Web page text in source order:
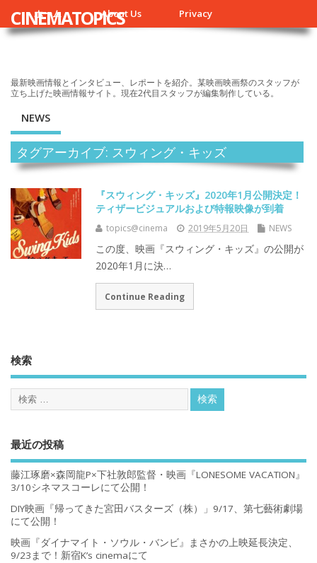
ホーム About Us Privacy
CINEMATOPICS
最新映画情報とインタビュー、レポートを紹介。某映画映画祭のスタッフが
立ち上げた映画情報サイト。現在2代目スタッフが編集制作している。
NEWS
タグアーカイブ: スウィング・キッズ
『スウィング・キッズ』2020年1月公開決定！
ティザービジュアルおよび特報映像が到着
topics@cinema 2019年5月20日 NEWS
この度、映画『スウィング・キッズ』の公開が
2020年1月に決…
Continue Reading
検索
最近の投稿
藤江琢磨×森岡龍P×下社敦郎監督・映画『LONESOME VACATION』
3/10シネマスコーレにて公開！
DIY映画『帰ってきた宮田バスターズ（株）」9/17、第七藝術劇場
にて公開！
映画『ダイナマイト・ソウル・バンビ』まさかの上映延長決定、
9/23まで！新宿K’s cinemaにて